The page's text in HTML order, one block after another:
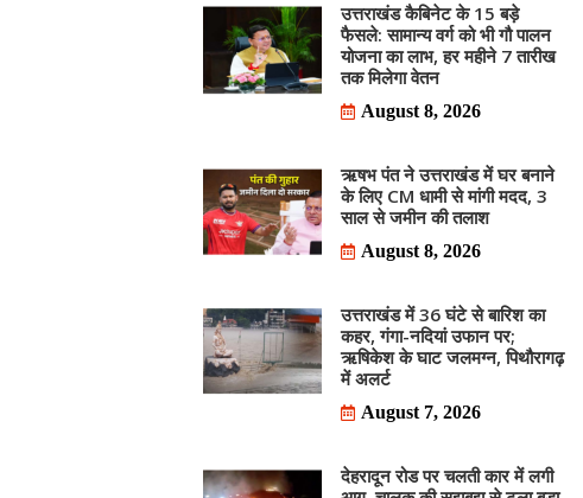
उत्तराखंड कैबिनेट के 15 बड़े
फैसले: सामान्य वर्ग को भी गौ पालन
योजना का लाभ, हर महीने 7 तारीख
तक मिलेगा वेतन
August 8, 2026
ऋषभ पंत ने उत्तराखंड में घर बनाने
के लिए CM धामी से मांगी मदद, 3
साल से जमीन की तलाश
August 8, 2026
उत्तराखंड में 36 घंटे से बारिश का
कहर, गंगा-नदियां उफान पर;
ऋषिकेश के घाट जलमग्न, पिथौरागढ़
में अलर्ट
August 7, 2026
देहरादून रोड पर चलती कार में लगी